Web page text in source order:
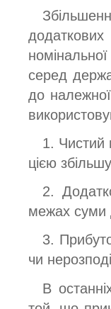
серед
до
1. Чистий
цією
2.
межах суми
3.
чи
В